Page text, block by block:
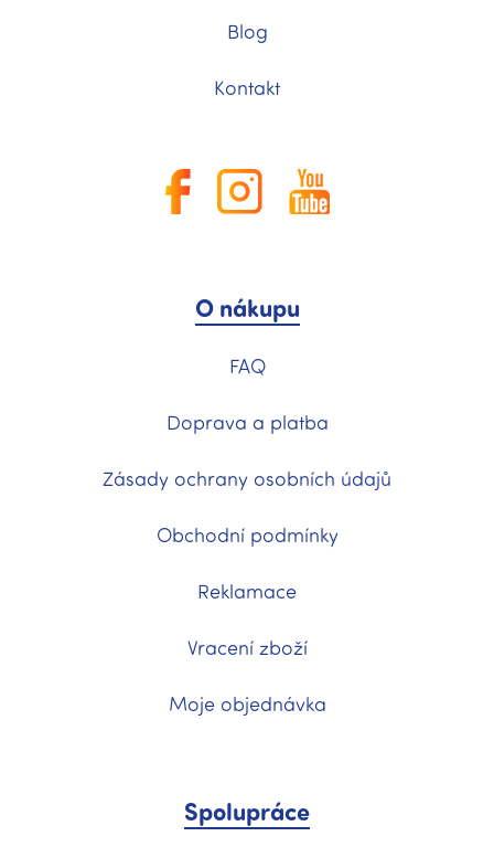
Blog
Kontakt
O nákupu
FAQ
Doprava a platba
Zásady ochrany osobních údajů
Obchodní podmínky
Reklamace
Vracení zboží
Moje objednávka
Spolupráce